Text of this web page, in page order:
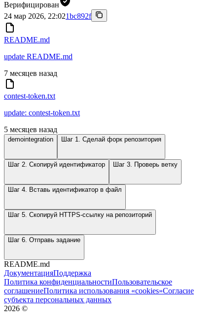
Верифицирован
24 мар 2026, 22:021bc892f
README.md
update README.md
7 месяцев назад
contest-token.txt
update: contest-token.txt
5 месяцев назад
demointegration Шаг 1. Сделай форк репозитория
Шаг 2. Скопируй идентификатор Шаг 3. Проверь ветку
Шаг 4. Вставь идентификатор в файл
Шаг 5. Скопируй HTTPS-ссылку на репозиторий
Шаг 6. Отправь задание
README.md
ДокументацияПоддержка
Политика конфиденциальностиПользовательское
соглашениеПолитика использования «cookies»Согласие
субъекта персональных данных
2026 ©